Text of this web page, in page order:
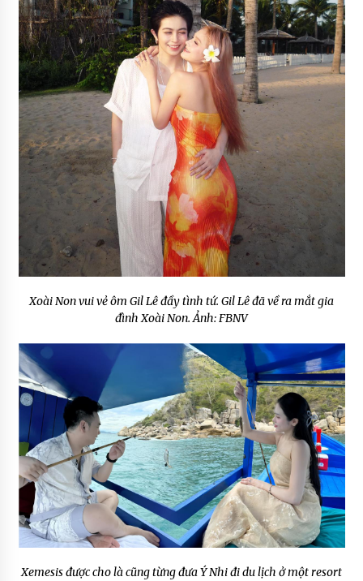
Xoài Non vui vẻ ôm Gil Lê đầy tình tứ. Gil Lê đã về ra mắt gia
đình Xoài Non. Ảnh: FBNV
Xemesis được cho là cũng từng đưa Ý Nhi đi du lịch ở một resort